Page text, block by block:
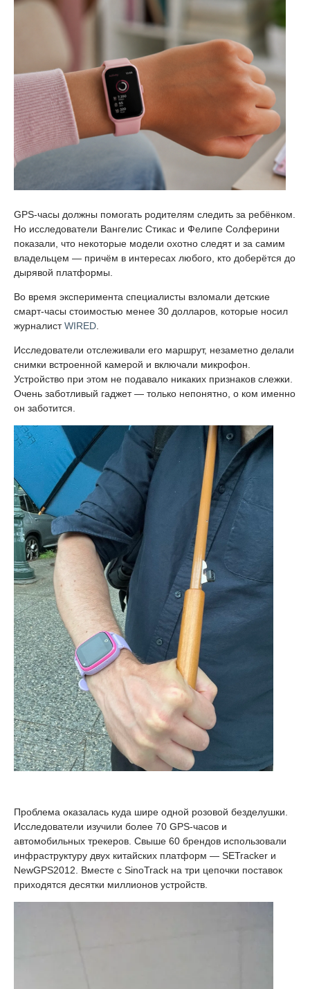
GPS-часы должны помогать родителям следить за ребёнком.
Но исследователи Вангелис Стикас и Фелипе Солферини
показали, что некоторые модели охотно следят и за самим
владельцем — причём в интересах любого, кто доберётся до
дырявой платформы.
Во время эксперимента специалисты взломали детские
смарт-часы стоимостью менее 30 долларов, которые носил
журналистWIRED
Исследователи отслеживали его маршрут, незаметно делали
снимки встроенной камерой и включали микрофон.
Устройство при этом не подавало никаких признаков слежки.
Очень заботливый гаджет — только непонятно, о ком именно
он заботится.
Проблема оказалась куда шире одной розовой безделушки.
Исследователи изучили более 70 GPS-часов и
автомобильных трекеров. Свыше 60 брендов использовали
инфраструктуру двух китайских платформ — SETracker и
NewGPS2012. Вместе с SinoTrack на три цепочки поставок
приходятся десятки миллионов устройств.